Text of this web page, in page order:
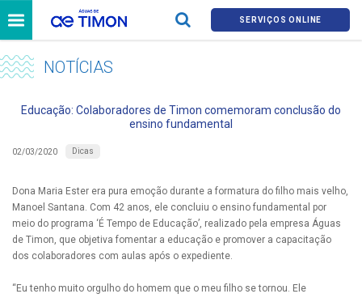
SERVIÇOS ONLINE
NOTÍCIAS
Educação: Colaboradores de Timon comemoram conclusão do
ensino fundamental
02/03/2020 Dicas
Dona Maria Ester era pura emoção durante a formatura do filho mais velho,
Manoel Santana. Com 42 anos, ele concluiu o ensino fundamental por
meio do programa ‘É Tempo de Educação’, realizado pela empresa Águas
de Timon, que objetiva fomentar a educação e promover a capacitação
dos colaboradores com aulas após o expediente.
“Eu tenho muito orgulho do homem que o meu filho se tornou. Ele